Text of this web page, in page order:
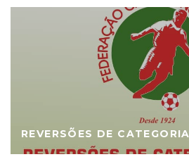
REVERSÕES DE CATEGORIA